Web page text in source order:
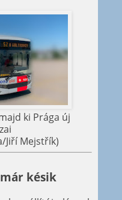
ki Prága új
Jiří Mejstřík)
késik